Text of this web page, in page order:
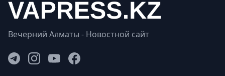
Вечерний Алматы - Новостной сайт